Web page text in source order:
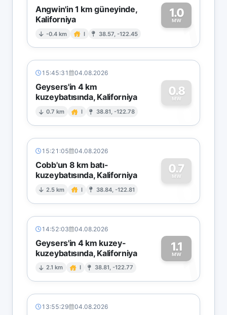
Angwin'in 1 km güneyinde,
Kaliforniya
-0.4 km I 38.57, -122.45
1.0
MW1
15:45:31 04.08.2026
Geysers'in 4 km
kuzeybatısında, Kaliforniya
0.7 km I 38.81, -122.78
0.8
MW
0
15:21:05 04.08.2026
Cobb'un 8 km batı-
kuzeybatısında, Kaliforniya
2.5 km I 38.84, -122.81
0.7
MW
0
14:52:03 04.08.2026
Geysers'in 4 km kuzey-
kuzeybatısında, Kaliforniya
2.1 km I 38.81, -122.77
1.1
MW1
13:55:29 04.08.2026